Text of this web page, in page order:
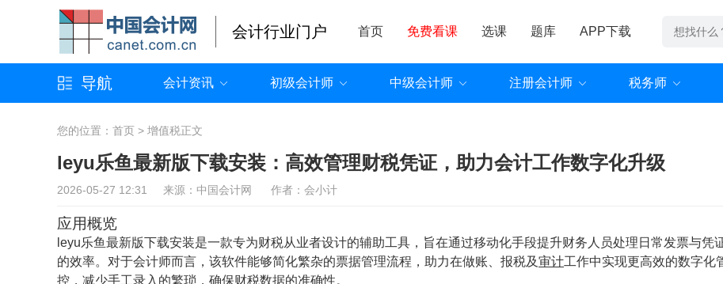
会计行业门户 首页 免费看课 选课 题库 APP下载
导航 会计资讯 初级会计师 中级会计师 注册会计师 税务师
您的位置： 首页 > 增值税正文
leyu乐鱼最新版下载安装：高效管理财税凭证，助力会计工作数字化升级
2026-05-27 12:31 来源：中国会计网 作者：会小计
应用概览
leyu乐鱼最新版下载安装是一款专为财税从业者设计的辅助工具，旨在通过移动化手段提升财务人员处理日常发票与凭
的效率。对于会计师而言，该软件能够简化繁杂的票据管理流程，助力在做账、报税及审计工作中实现更高效的数字化
控，减少手工录入的繁琐，确保财税数据的准确性。